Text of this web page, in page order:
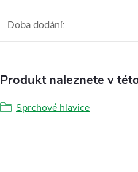
Doba dodání:
Produkt naleznete v
Sprchové hlavice